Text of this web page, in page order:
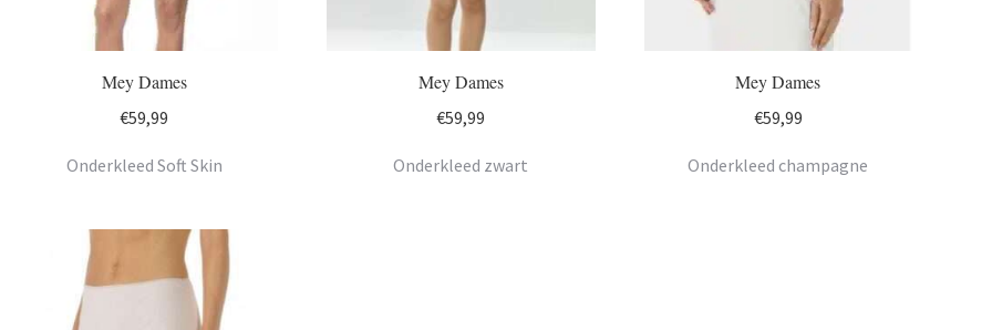
Mey Dames
€59,99
Onderkleed Soft Skin
Mey Dames
€59,99
Onderkleed zwart
Mey Dames
€59,99
Onderkleed champagne